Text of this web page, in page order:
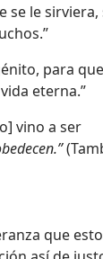
se le sirviera,
para que
eterna.”
vino a ser
que